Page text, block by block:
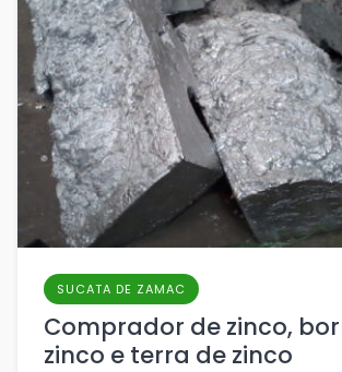
SUCATA DE ZAMAC
Comprador de zinco,
zinco e terra de zinco